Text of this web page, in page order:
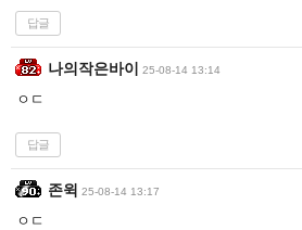
답글
나의작은바이 25-08-14 13:14
ㅇㄷ
답글
존윅 25-08-14 13:17
ㅇㄷ